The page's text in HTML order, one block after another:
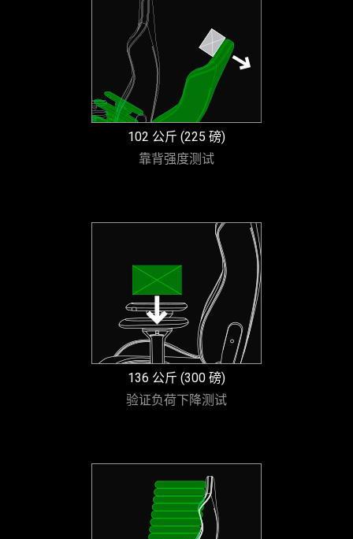
102 公斤 (225 磅)
靠背强度测试
136 公斤 (300 磅)
验证负荷下降测试